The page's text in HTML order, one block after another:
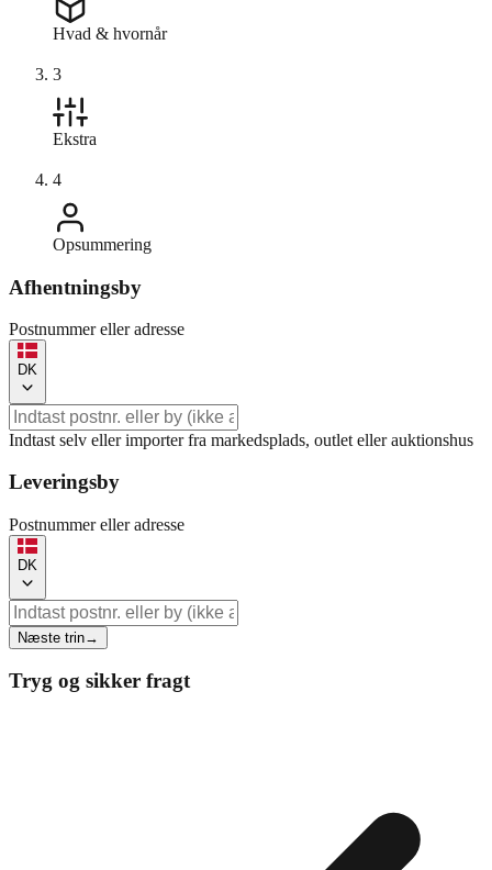
Hvad & hvornår
3
Ekstra
4
Opsummering
Afhentningsby
Postnummer eller adresse
DK
Indtast selv eller importer fra markedsplads, outlet eller auktionshus
Leveringsby
Postnummer eller adresse
DK
Næste trin→
Tryg og sikker fragt